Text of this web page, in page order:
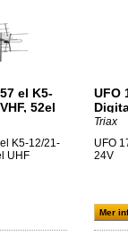
el K5-
52el
K5-12/21-
UHF
UFO
Triax
UFO
24V
Mer